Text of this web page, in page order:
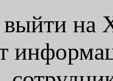
на